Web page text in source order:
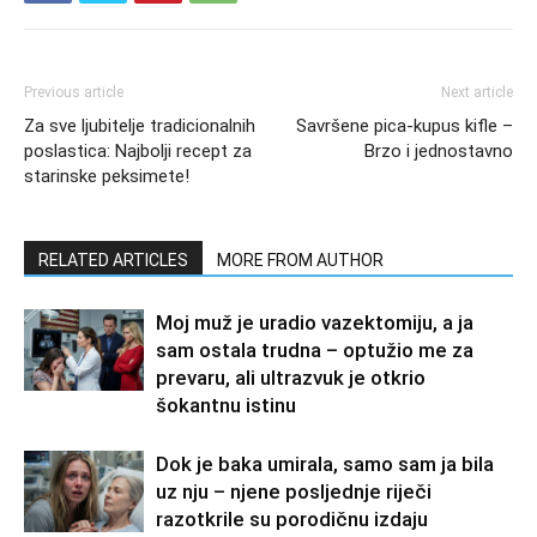
Previous article
Za sve ljubitelje tradicionalnih
poslastica: Najbolji recept za
starinske peksimete!
Next article
Savršene pica-kupus kifle –
Brzo i jednostavno
RELATED ARTICLES MORE FROM AUTHOR
Moj muž je uradio vazektomiju, a ja
sam ostala trudna – optužio me za
prevaru, ali ultrazvuk je otkrio
šokantnu istinu
Dok je baka umirala, samo sam ja bila
uz nju – njene posljednje riječi
razotkrile su porodičnu izdaju